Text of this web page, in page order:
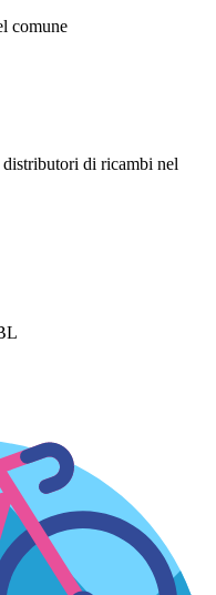
comune
di ricambi nel